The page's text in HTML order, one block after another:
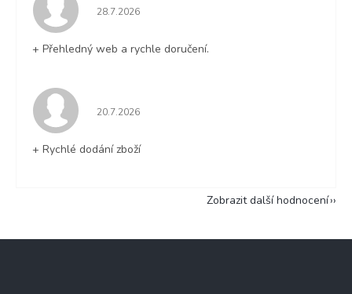
Hodnocení obchodu je 5 z 5 hvězdiček.
28.7.2026
+ Přehledný web a rychle doručení.
Hodnocení obchodu je 5 z 5 hvězdiček.
20.7.2026
+ Rychlé dodání zboží
Zobrazit další hodnocení